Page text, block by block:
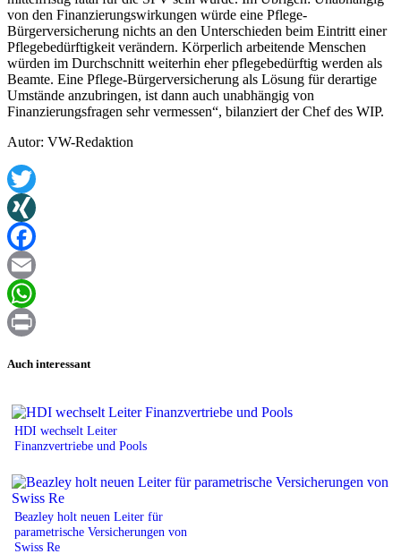
von den Finanzierungswirkungen würde eine Pflege-
Bürgerversicherung nichts an den Unterschieden beim Eintritt einer
Pflegebedürftigkeit verändern. Körperlich arbeitende Menschen
würden im Durchschnitt weiterhin eher pflegebedürftig werden als
Beamte. Eine Pflege-Bürgerversicherung als Lösung für derartige
Umstände anzubringen, ist dann auch unabhängig von
Finanzierungsfragen sehr vermessen“, bilanziert der Chef des WIP.
Autor: VW-Redaktion
Twitter
XING
Facebook
Email
WhatsApp
Auch interessant
HDI wechselt Leiter
Finanzvertriebe und Pools
Beazley holt neuen Leiter für
parametrische Versicherungen von
Swiss Re